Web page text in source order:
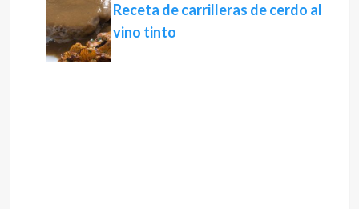
Receta de carrilleras de cerdo al
vino tinto